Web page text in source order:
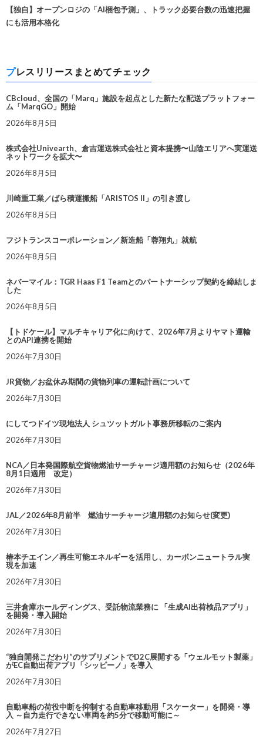
【独自】オープンロジの「AI梱包予測」、トラック必要台数の迅速把握
にも活用本格化
プレスリリースまとめてチェック
CBcloud、全国の「Marq」施設を起点とした新たな配送プラットフォー
ム「MarqGO」開始
2026年8月5日
株式会社Univearth、倉吉運送株式会社と資本提携〜山陰エリアへ実運送
ネットワークを拡大〜
2026年8月5日
川崎重工業／ばら積運搬船「ARISTOS II」の引き渡し
2026年8月5日
フジトランスコーポレーション／新造船「蓉翔丸」就航
2026年8月5日
ネバーマイル：TGR Haas F1 Teamとのパートナーシップ契約を締結しま
した
2026年8月5日
【トドケール】マルチキャリア化に向けて、2026年7月よりヤマト運輸
とのAPI連携を開始
2026年7月30日
JR貨物／お盆休み期間の貨物列車の運転計画について
2026年7月30日
にしてつドイツ現地法人 シュツットガルト事務所移転のご案内
2026年7月30日
NCA／日本発国際航空貨物燃油サーチャージ適用額のお知らせ（2026年
8月1日適用 改定）
2026年7月30日
JAL／2026年8月前半 燃油サーチャージ適用額のお知らせ(変更)
2026年7月30日
椿本チエイン／再生可能エネルギーを活用し、カーボンニュートラル実
現を加速
2026年7月30日
三井倉庫ホールディングス、受託物流業務に 「生成AI出荷検品アプリ」
を開発・導入開始
2026年7月30日
“独自開発こだわり”のサプリメントでD2C展開する「ウェルモット製薬」
がEC自動出荷アプリ「シッピーノ」を導入
2026年7月30日
自動車船の荷役中断を抑制する自動車移動用「スケーター」を開発・導
入 ～自力走行できない車両を約5分で移動可能に～
2026年7月27日